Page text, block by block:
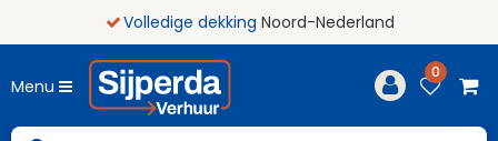
Volledige dekking Noord-Nederland
Menu
0